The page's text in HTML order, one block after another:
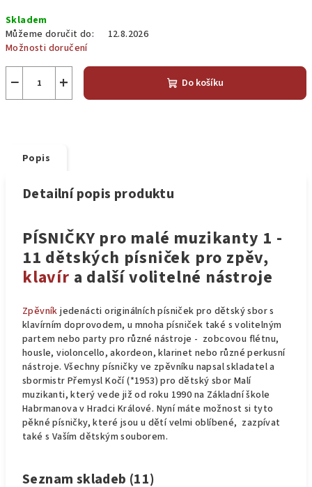
cena:
Skladem
Můžeme doručit do:
12.8.2026
Možnosti doručení
+
− Do košíku
Popis
Detailní popis produktu
PÍSNIČKY pro malé muzikanty 1 -
11 dětských písniček pro zpěv,
klavír a další volitelné nástroje
Zpěvník jedenácti originálních písniček pro dětský sbor s
klavírním doprovodem, u mnoha písniček také s volitelným
partem nebo party pro různé nástroje - zobcovou flétnu,
housle, violoncello, akordeon, klarinet nebo různé perkusní
nástroje. Všechny písničky ve zpěvníku napsal skladatel a
sbormistr Přemysl Kočí (*1953) pro dětský sbor Malí
muzikanti, který vede již od roku 1990 na Základní škole
Habrmanova v Hradci Králové. Nyní máte možnost si tyto
pěkné písničky, které jsou u dětí velmi oblíbené, zazpívat
také s Vaším dětským souborem.
Seznam skladeb (11)